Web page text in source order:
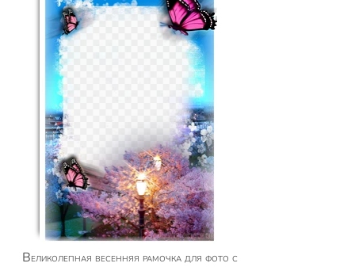
Великолепная весенняя рамочка для фото с